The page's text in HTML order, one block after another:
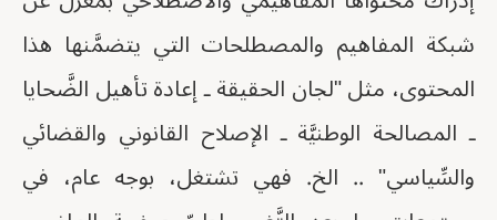
شبكة المفاهيم والمصطلحات التي يتضمَّنها هذا
المحتوى، مثل "لجان الحقيقة ـ إعادة تأهيل الضَّحايا
ـ المصالحة الوطنيَّة ـ الإصلاح القانوني والقضائي
والسِّياسي" .. الخ. فهي تشتغل، بوجه عام، في